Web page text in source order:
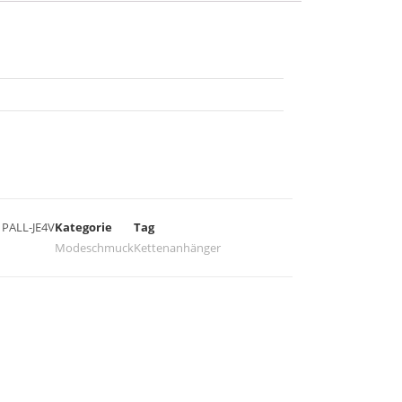
PALL-JE4VKategorie
Modeschmuck
Tag
Kettenanhänger